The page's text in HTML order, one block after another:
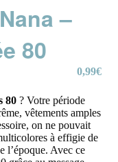
–
80
0,99€
80 ? Votre période
vêtements amples
on ne pouvait
à effigie de
l’époque. Avec ce